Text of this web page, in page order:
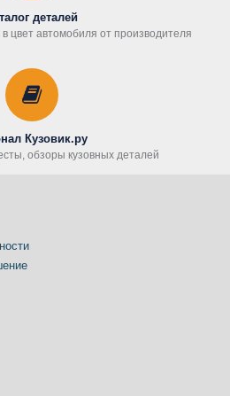
деталей
в цвет автомобиля от производителя
Кузовик.ру
обзоры кузовных деталей